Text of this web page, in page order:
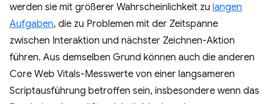
werden sie mit größerer Wahrscheinlichkeit zu langen
Aufgaben, die zu Problemen mit der Zeitspanne
zwischen Interaktion und nächster Zeichnen-Aktion
führen. Aus demselben Grund können auch die anderen
Core Web Vitals-Messwerte von einer langsameren
Scriptausführung betroffen sein, insbesondere wenn das